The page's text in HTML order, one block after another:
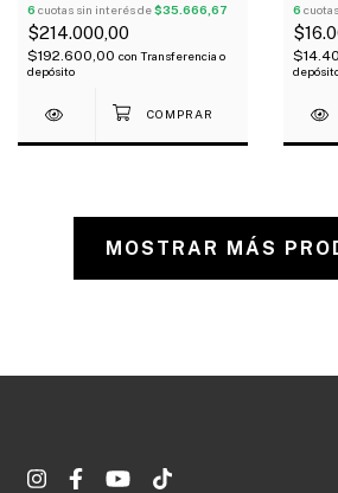
Aro
6 cuotas sin interés de$35.666,67
$214.000,00
$192.600,00 con Transferencia o
depósito
6
MOSTRAR MÁS